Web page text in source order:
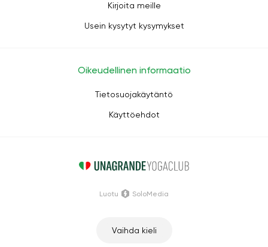
Kirjoita meille
Usein kysytyt kysymykset
Oikeudellinen informaatio
Tietosuojakäytäntö
Käyttöehdot
Vaihda kieli
Luotu SoloMedia